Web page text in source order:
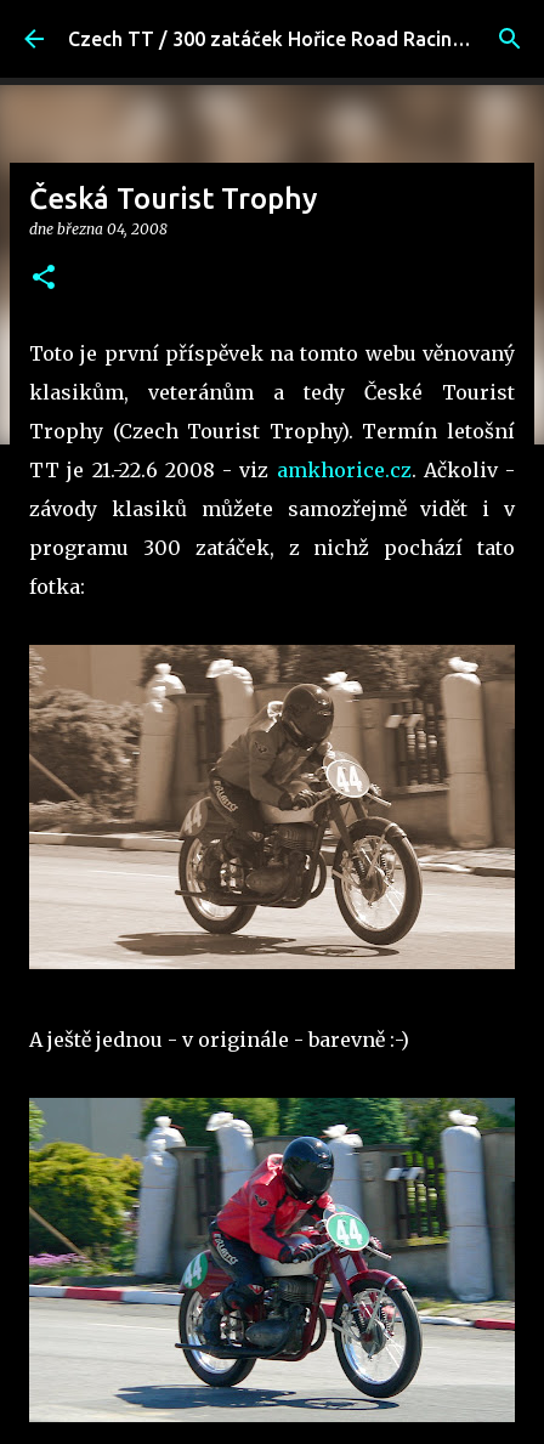
Přeskočit na hlavní obsah Czech TT / 300 zatáček Hořice Road Racing Fans
Česká Tourist Trophy
dne března 04, 2008
Toto je první příspěvek na tomto webu věnovaný
klasikům, veteránům a tedy České Tourist
Trophy (Czech Tourist Trophy). Termín letošní
TT je 21.-22.6 2008 - viz amkhorice.cz. Ačkoliv -
závody klasiků můžete samozřejmě vidět i v
programu 300 zatáček, z nichž pochází tato
fotka:
A ještě jednou - v originále - barevně :-)